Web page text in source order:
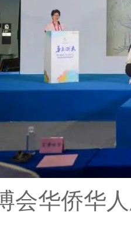
会华侨华